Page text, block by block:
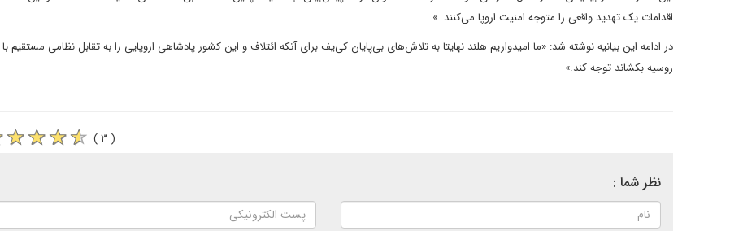
اقدامات یک تهدید واقعی را متوجه امنیت اروپا می‌کنند. »
در ادامه این بیانیه نوشته شد: «ما امیدواریم هلند نهایتا به تلاش‌های بی‌پایان کی‌یف برای آنکه ائتلاف و این کشور پادشاهی اروپایی را به تقابل نظامی مستقیم با
روسیه بکشاند توجه کند.»
( ۳ )
نظر شما :